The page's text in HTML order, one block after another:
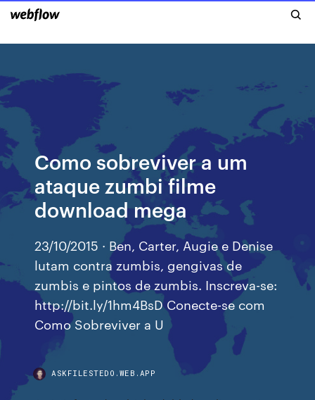
Como sobreviver a um
ataque zumbi filme
download mega
23/10/2015 · Ben, Carter, Augie e Denise
lutam contra zumbis, gengivas de
zumbis e pintos de zumbis. Inscreva-se:
http://bit.ly/1hm4BsD Conecte-se com
Como Sobreviver a U
ASKFILESTEDO.WEB.APP